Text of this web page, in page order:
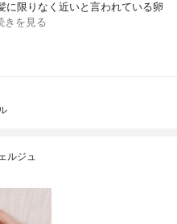
に限りなく近いと言われている卵
きを見る
ルジュ